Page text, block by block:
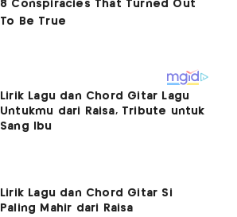
Lirik Lagu dan Chord Gitar Lagu
Untukmu dari Raisa, Tribute untuk
Sang Ibu
Lirik Lagu dan Chord Gitar Si
Paling Mahir dari Raisa